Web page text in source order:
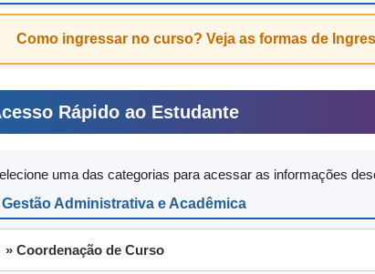
Como ingressar no curso? Veja as formas de
Rápido ao Estudante
uma das categorias para acessar as informações
Gestão Administrativa e Acadêmica
» Coordenação de Curso